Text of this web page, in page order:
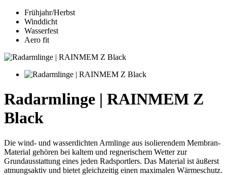
Frühjahr/Herbst
Winddicht
Wasserfest
Aero fit
Radarmlinge | RAINMEM Z
Black
Die wind- und wasserdichten Armlinge aus isolierendem Membran-
Material gehören bei kaltem und regnerischem Wetter zur
Grundausstattung eines jeden Radsportlers. Das Material ist äußerst
atmungsaktiv und bietet gleichzeitig einen maximalen Wärmeschutz.